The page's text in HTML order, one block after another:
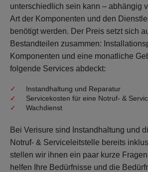
KEYFOB
NOTFALLKNOPF
STERNSCHLÜSSEL
unterschiedlich sein kann – abhängig
Art der Komponenten und den
benötigt werden. Der Preis setzt sich
Bestandteilen zusammen:
Komponenten und eine monatliche
folgende Services abdeckt:
Instandhaltung und Reparatur
Servicekosten für eine Notruf- &
Wachdienst
Bei Verisure sind Instandhaltung und
Notruf- & Serviceleitstelle bereits
stellen wir ihnen ein paar kurze
helfen Ihre Bedürfnisse und die